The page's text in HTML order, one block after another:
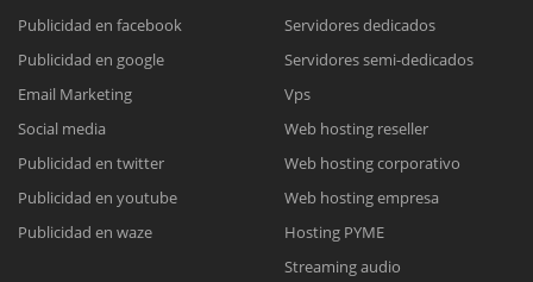
Reunión online
Meet para la reunión online.
Cotización
Chat Online
Todos nuestros ejecutivos están fuera de línea. Complete el formulario
Publicidad en facebook
Publicidad en google
Email Marketing
Social media
Publicidad en twitter
Publicidad en youtube
Publicidad en waze
Servidores dedicados
Servidores semi-dedicados
Vps
Web hosting reseller
Web hosting corporativo
Web hosting empresa
Hosting PYME
Streaming audio